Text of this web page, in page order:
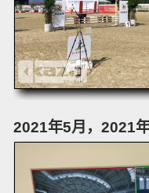
2021年5月，2021